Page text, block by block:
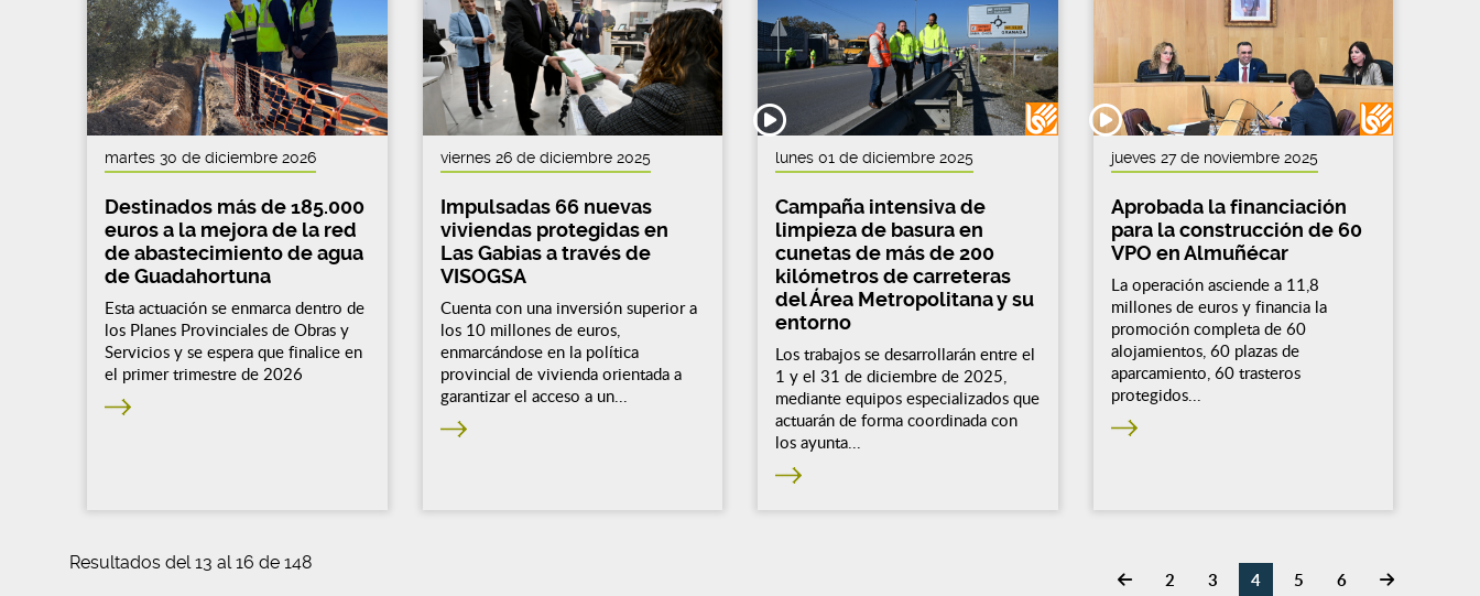
martes 30 de diciembre 2026
Destinados más de 185.000
euros a la mejora de la red
de abastecimiento de agua
de Guadahortuna
Esta actuación se enmarca dentro de
los Planes Provinciales de Obras y
Servicios y se espera que finalice en
el primer trimestre de 2026
viernes 26 de diciembre 2025
Impulsadas 66 nuevas
viviendas protegidas en
Las Gabias a través de
VISOGSA
Cuenta con una inversión superior a
los 10 millones de euros,
enmarcándose en la política
provincial de vivienda orientada a
garantizar el acceso a un...
lunes 01 de diciembre 2025
Campaña intensiva de
limpieza de basura en
cunetas de más de 200
kilómetros de carreteras
del Área Metropolitana y su
entorno
Los trabajos se desarrollarán entre el
1 y el 31 de diciembre de 2025,
mediante equipos especializados que
actuarán de forma coordinada con
los ayunta...
jueves 27 de noviembre 2025
Aprobada la financiación
para la construcción de 60
VPO en Almuñécar
La operación asciende a 11,8
millones de euros y financia la
promoción completa de 60
alojamientos, 60 plazas de
aparcamiento, 60 trasteros
protegidos...
Resultados del 13 al 16 de 148
2 3 4 5 6